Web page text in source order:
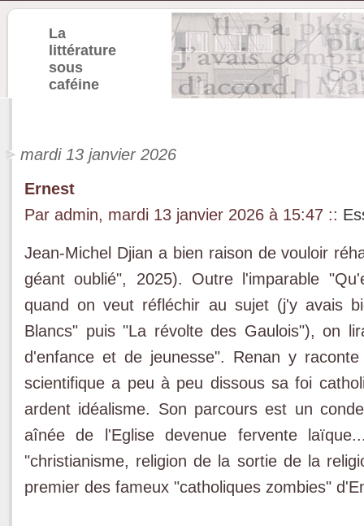
La
littérature
sous
caféine
mardi 13 janvier 2026
Ernest
Par admin, mardi 13 janvier 2026 à 15:47 ::
Jean-Michel Djian a bien raison de vouloir
géant oublié", 2025). Outre l'imparable
quand on veut réfléchir au sujet (j'y avais
Blancs" puis "La révolte des Gaulois"), on
d'enfance et de jeunesse". Renan y
scientifique a peu à peu dissous sa foi
ardent idéalisme. Son parcours est un
aînée de l'Eglise devenue fervente
"christianisme, religion de la sortie de la
premier des fameux "catholiques zombies"